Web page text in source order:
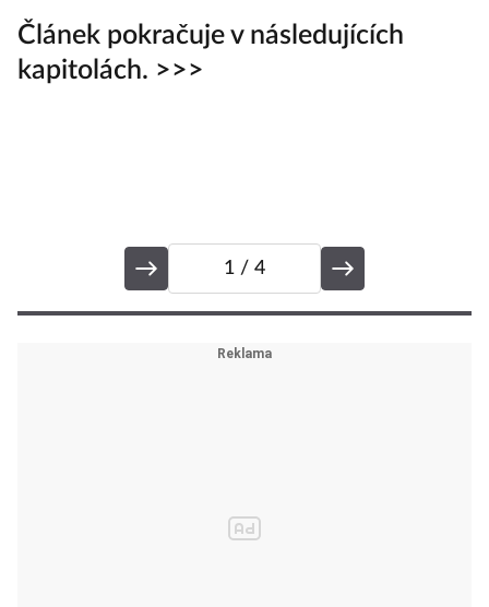
Článek pokračuje v následujících
kapitolách. >>>
1 / 4